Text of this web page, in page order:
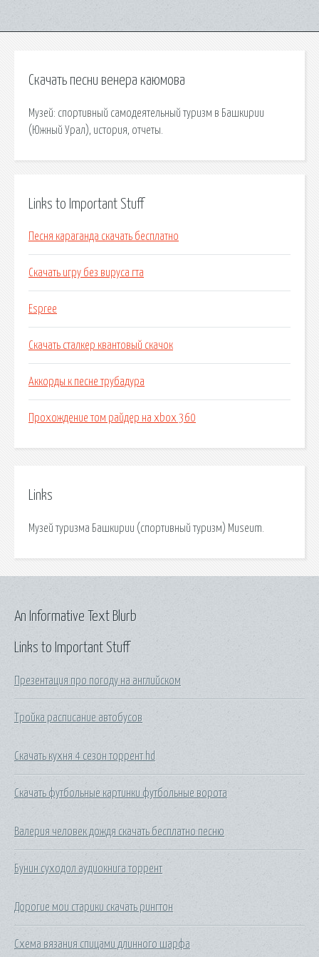
Скачать песни венера каюмова
Музей: спортивный самодеятельный туризм в Башкирии
(Южный Урал), история, отчеты.
Links to Important Stuff
Песня караганда скачать бесплатно
Скачать игру без вируса гта
Espree
Скачать сталкер квантовый скачок
Аккорды к песне трубадура
Прохождение том райдер на xbox 360
Links
Музей туризма Башкирии (спортивный туризм) Museum.
Links to Important Stuff
Презентация про погоду на английском
Тройка расписание автобусов
Скачать кухня 4 сезон торрент hd
Скачать футбольные картинки футбольные ворота
Валерия человек дождя скачать бесплатно песню
Бунин суходол аудиокнига торрент
Дорогие мои старики скачать рингтон
Схема вязания спицами длинного шарфа
An Informative Text Blurb